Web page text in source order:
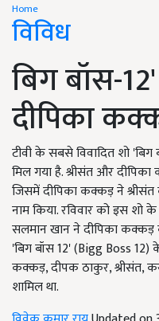
Home
विविध
बिग बॉस-
दीपिका
टीवी के सबसे विवादित शो
मिल गया है. श्रीसंत और
जिसमें दीपिका कक्कड़ ने
नाम किया. रविवार को इस शो
सलमान खान ने दीपिका कक्कड़
'बिग बॉस 12' (Bigg Boss
कक्कड़, दीपक ठाकुर, श्रीसंत,
शामिल था.